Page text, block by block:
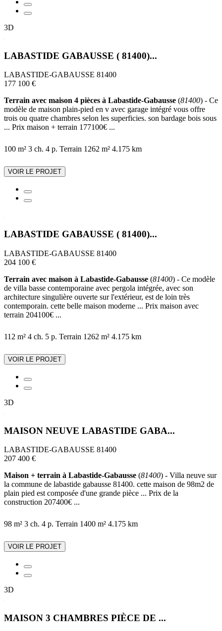
3D
LABASTIDE GABAUSSE ( 81400)...
LABASTIDE-GABAUSSE 81400
177 100 €
Terrain avec maison 4 pièces à Labastide-Gabausse (81400) - Ce
modèle de maison plain-pied en v avec garage intégré vous offre
trois ou quatre chambres selon les superficies. son bardage bois sous
... Prix maison + terrain 177100€ ...
100 m² 3 ch. 4 p. Terrain 1262 m² 4.175 km
VOIR LE PROJET
LABASTIDE GABAUSSE ( 81400)...
LABASTIDE-GABAUSSE 81400
204 100 €
Terrain avec maison à Labastide-Gabausse (81400) - Ce modèle
de villa basse contemporaine avec pergola intégrée, avec son
architecture singulière ouverte sur l'extérieur, est de loin très
contemporain. cette belle maison moderne ... Prix maison avec
terrain 204100€ ...
112 m² 4 ch. 5 p. Terrain 1262 m² 4.175 km
VOIR LE PROJET
3D
MAISON NEUVE LABASTIDE GABA...
LABASTIDE-GABAUSSE 81400
207 400 €
Maison + terrain à Labastide-Gabausse (81400) - Villa neuve sur
la commune de labastide gabausse 81400. cette maison de 98m2 de
plain pied est composée d'une grande pièce ... Prix de la
construction 207400€ ...
98 m² 3 ch. 4 p. Terrain 1400 m² 4.175 km
VOIR LE PROJET
3D
MAISON 3 CHAMBRES PIÈCE DE ...